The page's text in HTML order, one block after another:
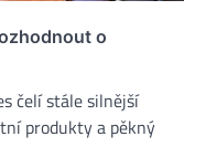
o
čelí stále silnější
produkty a pěkný